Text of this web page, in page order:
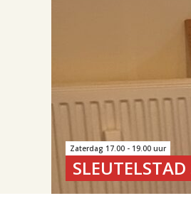
Zaterdag 17.00 - 19.00 uur